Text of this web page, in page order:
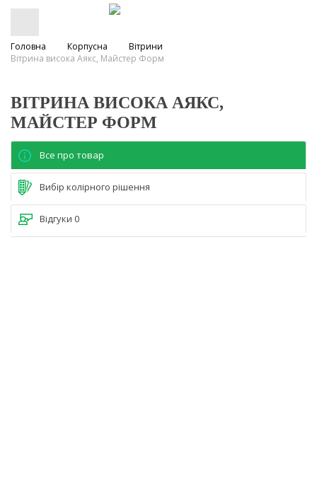
Головна Корпусна
Вітрини
Вітрина висока Аякс, Майстер Форм
ВІТРИНА ВИСОКА АЯКС,
МАЙСТЕР ФОРМ
Все про товар
Вибір колірного рішення
Відгуки 0